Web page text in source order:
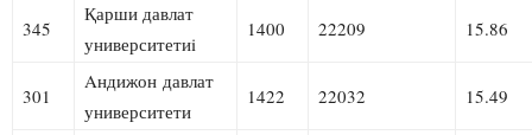
345
Қарши давлат
университетиi
1400 22209 15.86
301
Aндижон давлат
университети
1422 22032 15.49